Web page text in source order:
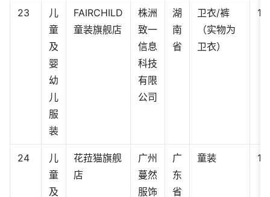
23
儿
童
及
婴
幼
儿
服
装
FAIRCHILD
童装旗舰店
株洲
致一
信息
科技
有限
公司
湖
南
省
卫衣/裤
（实物为
卫衣）
24
儿
童
及
花菈猫旗舰
店
广州
蔓然
服饰
广
东
省
童装